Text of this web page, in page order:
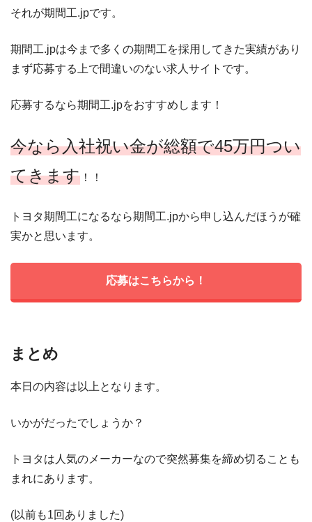
それが期間工.jpです。
期間工.jpは今まで多くの期間工を採用してきた実績があり
まず応募する上で間違いのない求人サイトです。
応募するなら期間工.jpをおすすめします！
今なら入社祝い金が総額で45万円つい
てきます ！！
トヨタ期間工になるなら期間工.jpから申し込んだほうが確
実かと思います。
応募はこちらから！
まとめ
本日の内容は以上となります。
いかがだったでしょうか？
トヨタは人気のメーカーなので突然募集を締め切ることも
まれにあります。
(以前も1回ありました)